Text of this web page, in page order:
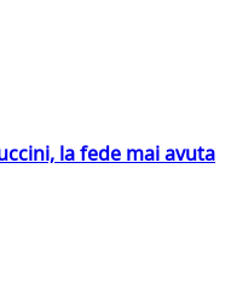
la fede mai avuta